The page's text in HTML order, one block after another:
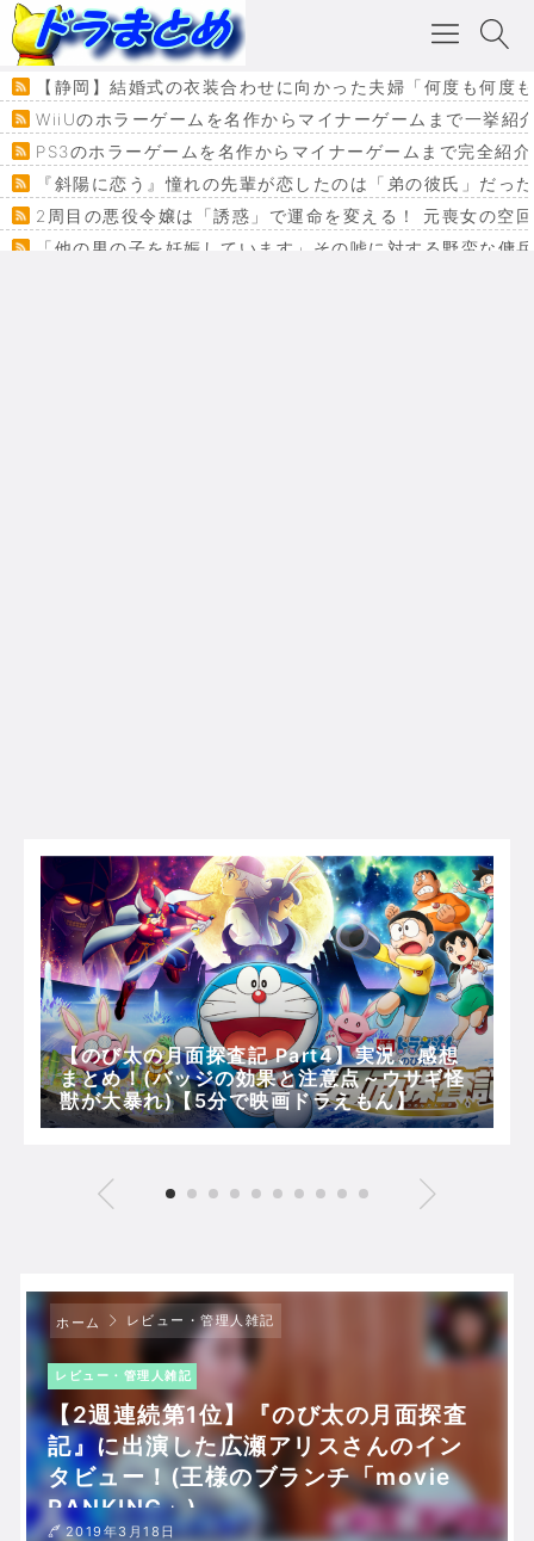
【静岡】結婚式の衣装合わせに向かった夫婦「何度も何
WiiUのホラーゲームを名作からマイナーゲームまで一挙紹
PS3のホラーゲームを名作からマイナーゲームまで完全紹
『斜陽に恋う』憧れの先輩が恋したのは「弟の彼氏」だっ
2周目の悪役令嬢は「誘惑」で運命を変える！ 元喪女の空
「他の男の子を妊娠しています」その嘘に対する野蛮な
【のび太の月面探査記 Part4】実況、感想
まとめ！(バッジの効果と注意点～ウサギ怪
獣が大暴れ)【5分で映画ドラえもん】
ホーム レビュー・管理人雑記
レビュー・管理人雑記
【2週連続第1位】『のび太の月面探査
記』に出演した広瀬アリスさんのイン
タビュー！(王様のブランチ「movie
RANKING」)
2019年3月18日